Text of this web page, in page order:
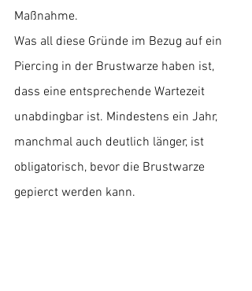
Maßnahme.
Was all diese Gründe im Bezug auf ein
Piercing in der Brustwarze haben ist,
dass eine entsprechende Wartezeit
unabdingbar ist. Mindestens ein Jahr,
manchmal auch deutlich länger, ist
obligatorisch, bevor die Brustwarze
gepierct werden kann.